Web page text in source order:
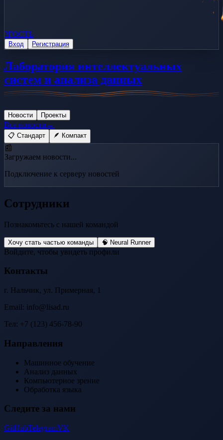
?ГОСТЬ
Вход Регистрация
Лаборатория интеллектуальных
систем и анализа данных
Новости Проекты
Все новости →
📋 Стандарт 🪶 Компакт
📰
Загружаем новости...
Подключение к серверу новостей
Сотрудники
Познакомьтесь с нашей командой
Хочу стать частью команды 🧠 Neural Runner
Войдите, чтобы увидеть профили
Контакты
г. Нальчик, ул. Примерная, 1
Email: info@lisad.ru
Тел: +7 (123) 456-78-90
Направления
Машинное обучение
Анализ данных
Компьютерное зрение
Обработка языка
Следите за нами
GitHubTelegramVK